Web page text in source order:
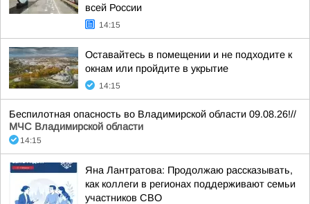
всей России
14:15
Оставайтесь в помещении и не подходите к
окнам или пройдите в укрытие
14:15
Беспилотная опасность во Владимирской области 09.08.26!//
МЧС Владимирской области
14:15
Яна Лантратова: Продолжаю рассказывать,
как коллеги в регионах поддерживают семьи
участников СВО